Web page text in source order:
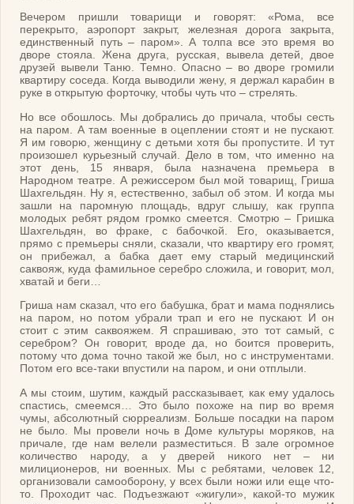
Вечером пришли товарищи и говорят: «Рома, все
перекрыто, аэропорт закрыт, железная дорога закрыта,
единственный путь – паром». А толпа все это время во
дворе стояла. Жена друга, русская, вывела детей, двое
друзей вывели Таню. Темно. Опасно – во дворе громили
квартиру соседа. Когда выводили жену, я держал карабин в
руке в открытую форточку, чтобы чуть что – стрелять.
Но все обошлось. Мы добрались до причала, чтобы сесть
на паром. А там военные в оцеплении стоят и не пускают.
Я им говорю, женщину с детьми хотя бы пропустите. И тут
произошел курьезный случай. Дело в том, что именно на
этот день, 15 января, была назначена премьера в
Народном театре. А режиссером был мой товарищ, Гриша
Шахгельдян. Ну я, естественно, забыл об этом. И когда мы
зашли на паромную площадь, вдруг слышу, как группа
молодых ребят рядом громко смеется. Смотрю – Гришка
Шахгельдян, во фраке, с бабочкой. Его, оказывается,
прямо с премьеры сняли, сказали, что квартиру его громят,
он прибежал, а бабка дает ему старый медицинский
саквояж, куда фамильное серебро сложила, и говорит, мол,
хватай и беги…
Гриша нам сказал, что его бабушка, брат и мама поднялись
на паром, но потом убрали трап и его не пускают. И он
стоит с этим саквояжем. Я спрашиваю, это тот самый, с
серебром? Он говорит, вроде да, но боится проверить,
потому что дома точно такой же был, но с инструментами.
Потом его все-таки впустили на паром, и они отплыли.
А мы стоим, шутим, каждый рассказывает, как ему удалось
спастись, смеемся… Это было похоже на пир во время
чумы, абсолютный сюрреализм. Больше посадки на паром
не было. Мы провели ночь в Доме культуры моряков, на
причале, где нам велели разместиться. В зале огромное
количество народу, а у дверей никого нет – ни
милиционеров, ни военных. Мы с ребятами, человек 12,
организовали самооборону, у всех были ножи или еще что-
то. Проходит час. Подъезжают «жигули», какой-то мужик